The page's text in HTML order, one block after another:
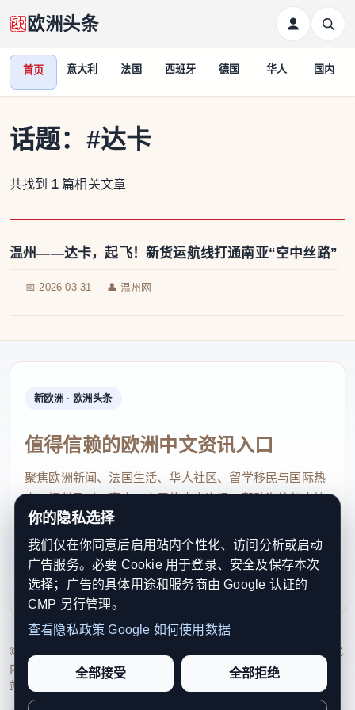
欧洲头条
首页 意大利 法国 西班牙 德国 华人 国内
话题： #达卡
共找到 1 篇相关文章
温州——达卡，起飞！新货运航线打通南亚“空中丝路”
📅 2026-03-31 👤 温州网
新欧洲 · 欧洲头条
值得信赖的欧洲中文资讯入口
聚焦欧洲新闻、法国生活、华人社区、留学移民与国际热
点，提供及时、真实、实用的中文资讯，帮助海外华人快
速了解欧洲动态。
contact@xinouzhou.com
服务支持、版权与合作：工作日优先处理站务、投稿与权
利通知
© 2026 新欧洲·欧洲头条. All Rights Reserved. 本网站持续优化
内容透明度、联系方式与用户权利说明，以提升品牌信任感和
站点完整度。
你的隐私选择
我们仅在你同意后启用站内个性化、访问分析或启动
广告服务。必要 Cookie 用于登录、安全及保存本次
选择；广告的具体用途和服务商由 Google 认证的
CMP 另行管理。
查看隐私政策 Google 如何使用数据
全部接受 全部拒绝